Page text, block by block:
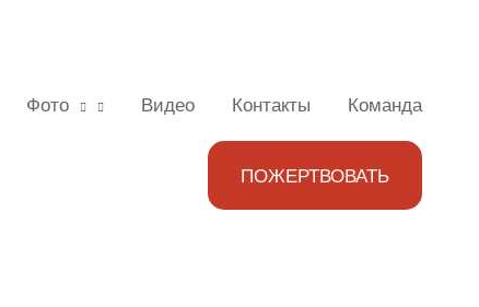
Фото Видео Контакты Команда
ПОЖЕРТВОВАТЬ